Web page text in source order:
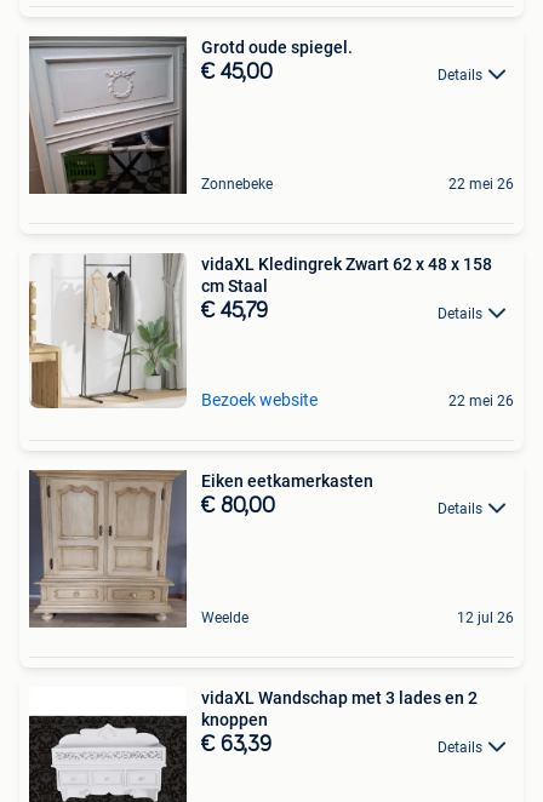
Grotd oude spiegel.
€ 45,00 Details
Zonnebeke 22 mei 26
vidaXL Kledingrek Zwart 62 x 48 x 158
cm Staal
€ 45,79 Details
Bezoek website 22 mei 26
Eiken eetkamerkasten
€ 80,00 Details
Weelde 12 jul 26
vidaXL Wandschap met 3 lades en 2
knoppen
€ 63,39 Details